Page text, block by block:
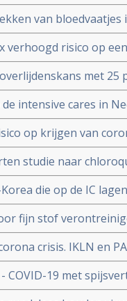
aan de
van
corona virus nog
verhoogd risico op
doordat
met
- sepsis-
Care
intensive cares in
en
op krijgen van
100 patienten.
studie naar
coronavirus - COVID-
die op de IC
van
fijn stof
virus in
crisis. IKLN en
zij in een brief.
COVID-19 met
dan patiënten